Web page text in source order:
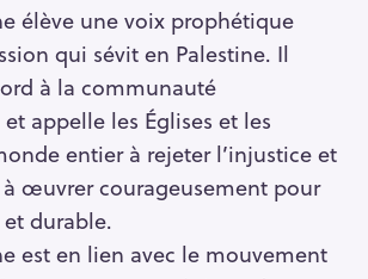
élève une voix prophétique
qui sévit en Palestine. Il
à la communauté
appelle les Églises et les
entier à rejeter l’injustice et
à œuvrer courageusement pour
durable.
est en lien avec le mouvement